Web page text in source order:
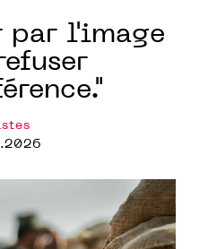
par l'image